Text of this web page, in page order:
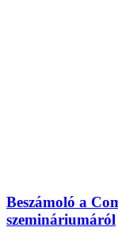
Beszámoló a
szemináriumáról